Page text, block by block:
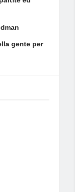
gente per